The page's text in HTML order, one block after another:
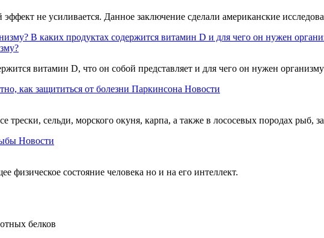
не усиливается. Данное заключение сделали американские
В каких продуктах содержится витамин D и для чего он нужен
витамин D, что он собой представляет и для чего он нужен организму
как защититься от болезни Паркинсона Новости
трески, сельди, морского окуня, карпа, а также в лососевых породах рыб,
Новости
физическое состояние человека но и на его интеллект.
белков